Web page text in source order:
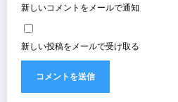
新しいコメントをメールで通知
新しい投稿をメールで受け取る